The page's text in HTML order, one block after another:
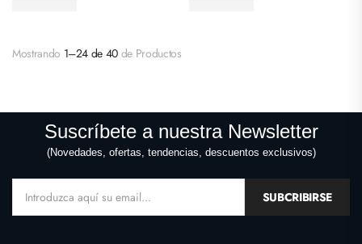
Mostrando 1–24 de 40 de Productos
Suscríbete a nuestra Newsletter
(Novedades, ofertas, tendencias, descuentos exclusivos)
SUBCRIBIRSE